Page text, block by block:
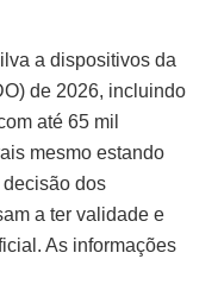
a dispositivos da
de 2026, incluindo
até 65 mil
mesmo estando
dos
a ter validade e
As informações